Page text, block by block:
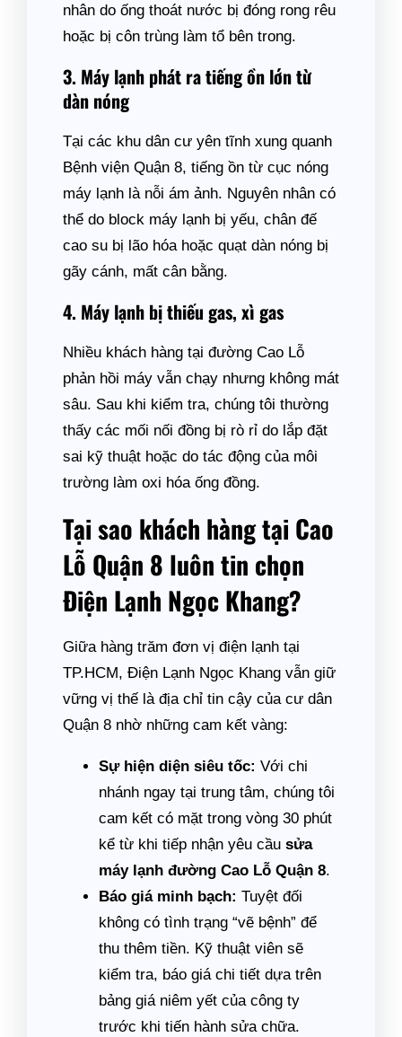
nhân do ống thoát nước bị đóng rong rêu
hoặc bị côn trùng làm tổ bên trong.
3. Máy lạnh phát ra tiếng ồn lớn từ
dàn nóng
Tại các khu dân cư yên tĩnh xung quanh
Bệnh viện Quận 8, tiếng ồn từ cục nóng
máy lạnh là nỗi ám ảnh. Nguyên nhân có
thể do block máy lạnh bị yếu, chân đế
cao su bị lão hóa hoặc quạt dàn nóng bị
gãy cánh, mất cân bằng.
4. Máy lạnh bị thiếu gas, xì gas
Nhiều khách hàng tại đường Cao Lỗ
phản hồi máy vẫn chạy nhưng không mát
sâu. Sau khi kiểm tra, chúng tôi thường
thấy các mối nối đồng bị rò rỉ do lắp đặt
sai kỹ thuật hoặc do tác động của môi
trường làm oxi hóa ống đồng.
Tại sao khách hàng tại Cao
Lỗ Quận 8 luôn tin chọn
Điện Lạnh Ngọc Khang?
Giữa hàng trăm đơn vị điện lạnh tại
TP.HCM, Điện Lạnh Ngọc Khang vẫn giữ
vững vị thế là địa chỉ tin cậy của cư dân
Quận 8 nhờ những cam kết vàng:
Sự hiện diện siêu tốc: Với chi
nhánh ngay tại trung tâm, chúng tôi
cam kết có mặt trong vòng 30 phút
kể từ khi tiếp nhận yêu cầu sửa
máy lạnh đường Cao Lỗ Quận 8.
Báo giá minh bạch: Tuyệt đối
không có tình trạng “vẽ bệnh” để
thu thêm tiền. Kỹ thuật viên sẽ
kiểm tra, báo giá chi tiết dựa trên
bảng giá niêm yết của công ty
trước khi tiến hành sửa chữa.